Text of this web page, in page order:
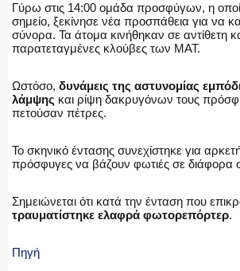
ΕΝΟΠΛΕΣ ΔΥΝΑΜΕΙΣ
ΕΚΑΒ
Γύρω στις 14:00 ομάδα προσφύγων, η
σημείο, ξεκίνησε νέα προσπάθεια για να
σύνορα. Τα άτομα κινήθηκαν σε αντίθετη
παρατεταγμένες κλούβες των ΜΑΤ.
Ωστόσο, δυνάμεις της αστυνομίας
λάμψης και ρίψη δακρυγόνων τους
πετούσαν πέτρες.
Το σκηνικό έντασης συνεχίστηκε για
πρόσφυγες να βάζουν φωτιές σε διάφορα
Σημειώνεται ότι κατά την ένταση που
τραυματίστηκε ελαφρά φωτορεπόρτερ.
Πηγή